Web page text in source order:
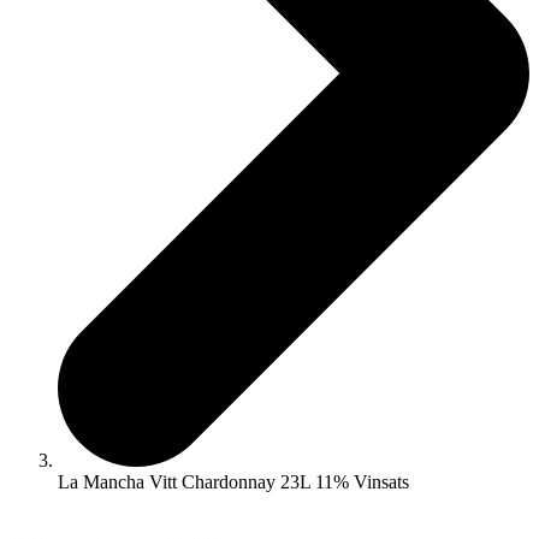
La Mancha Vitt Chardonnay 23L 11% Vinsats